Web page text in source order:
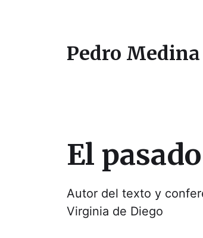
Pedro Medina
El
Autor del texto y
Virginia de Diego